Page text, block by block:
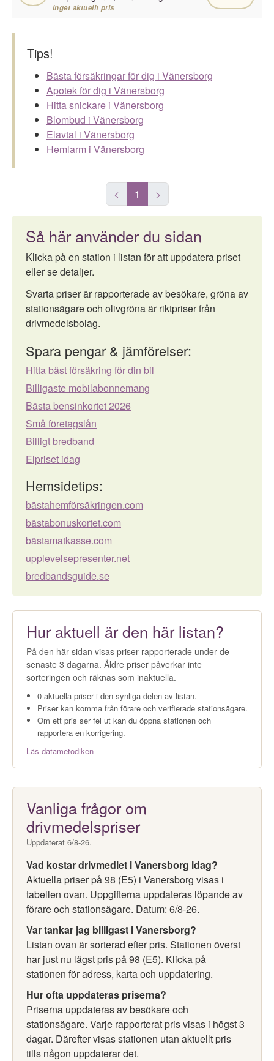
inget aktuellt pris
Tips!
Bästa försäkringar för dig i Vänersborg
Apotek för dig i Vänersborg
Hitta snickare i Vänersborg
Blombud i Vänersborg
Elavtal i Vänersborg
Hemlarm i Vänersborg
< 1 >
Så här använder du sidan
Klicka på en station i listan för att uppdatera priset
eller se detaljer.
Svarta priser är rapporterade av besökare, gröna av
stationsägare och olivgröna är riktpriser från
drivmedelsbolag.
Spara pengar & jämförelser:
Hitta bäst försäkring för din bil
Billigaste mobilabonnemang
Bästa bensinkortet 2026
Små företagslån
Billigt bredband
Elpriset idag
Hemsidetips:
bästahemförsäkringen.com
bästabonuskortet.com
bästamatkasse.com
upplevelsepresenter.net
bredbandsguide.se
Hur aktuell är den här listan?
På den här sidan visas priser rapporterade under de
senaste 3 dagarna. Äldre priser påverkar inte
sorteringen och räknas som inaktuella.
0 aktuella priser i den synliga delen av listan.
Priser kan komma från förare och verifierade stationsägare.
Om ett pris ser fel ut kan du öppna stationen och
rapportera en korrigering.
Läs datametodiken
Vanliga frågor om
drivmedelspriser
Uppdaterat 6/8-26.
Vad kostar drivmedlet i Vanersborg idag?
Aktuella priser på 98 (E5) i Vanersborg visas i
tabellen ovan. Uppgifterna uppdateras löpande av
förare och stationsägare. Datum: 6/8-26.
Var tankar jag billigast i Vanersborg?
Listan ovan är sorterad efter pris. Stationen överst
har just nu lägst pris på 98 (E5). Klicka på
stationen för adress, karta och uppdatering.
Hur ofta uppdateras priserna?
Priserna uppdateras av besökare och
stationsägare. Varje rapporterat pris visas i högst 3
dagar. Därefter visas stationen utan aktuellt pris
tills någon uppdaterar det.